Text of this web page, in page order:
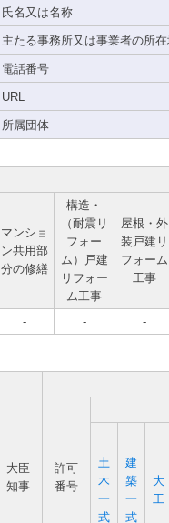
氏名又は名称
主たる事務所又は事業者の所
電話番号
URL
所属団体
マンショ
ン共用部
分の修繕
構造・
（耐震リ
フォー
ム）戸建
リフォー
ム工事
屋根・外
装戸建リ
フォーム
工事
- - -
大臣
知事
許可
番号
土
木
一
式
建
築
一
式
大
工